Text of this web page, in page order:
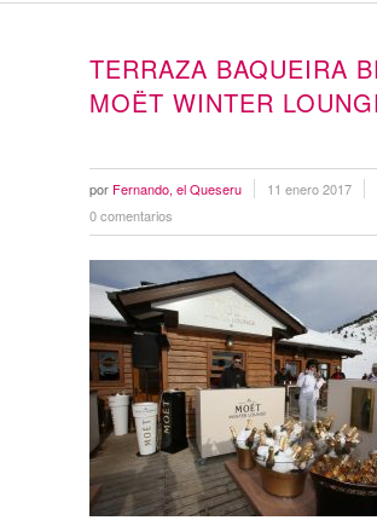
TERRAZA BAQUEIRA
MOËT WINTER
por Fernando, el Queseru
11 enero 2017
0 comentarios